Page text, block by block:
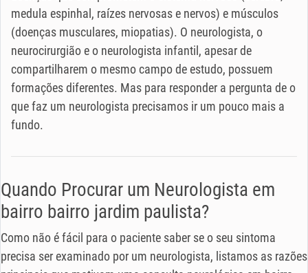
medula espinhal, raízes nervosas e nervos) e músculos
(doenças musculares, miopatias). O neurologista, o
neurocirurgião e o neurologista infantil, apesar de
compartilharem o mesmo campo de estudo, possuem
formações diferentes. Mas para responder a pergunta de o
que faz um neurologista precisamos ir um pouco mais a
fundo.
Quando Procurar um Neurologista em
bairro bairro jardim paulista?
Como não é fácil para o paciente saber se o seu sintoma
precisa ser examinado por um neurologista, listamos as razões